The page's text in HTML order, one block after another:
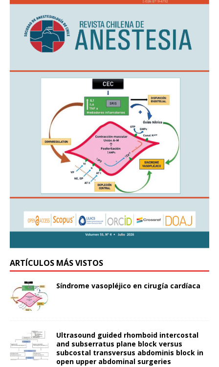
ARTÍCULOS MÁS VISTOS
Síndrome vasopléjico en cirugía cardíaca
Ultrasound guided rhomboid intercostal
and subserratus plane block versus
subcostal transversus abdominis block in
open upper abdominal surgeries